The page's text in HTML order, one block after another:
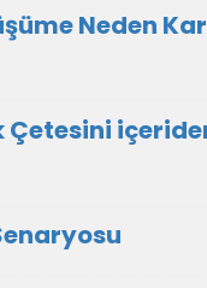
Neden
Çetesini